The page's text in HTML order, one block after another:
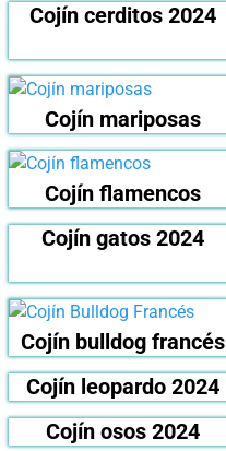
Cojín cerditos 2024
Cojín mariposas
Cojín flamencos
Cojín gatos 2024
Cojín bulldog francés
Cojín leopardo 2024
Cojín osos 2024